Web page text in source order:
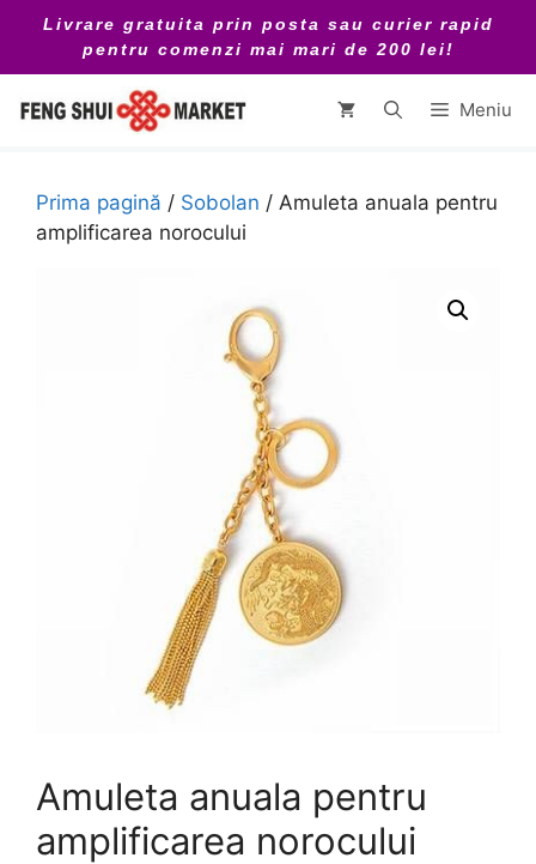
conținut
Livrare gratuita prin posta sau curier rapid
pentru comenzi mai mari de 200 lei!
Meniu
Prima pagină / Sobolan / Amuleta anuala pentru
amplificarea norocului
Amuleta anuala pentru
amplificarea norocului